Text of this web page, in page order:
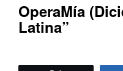
OperaMía
Latina”